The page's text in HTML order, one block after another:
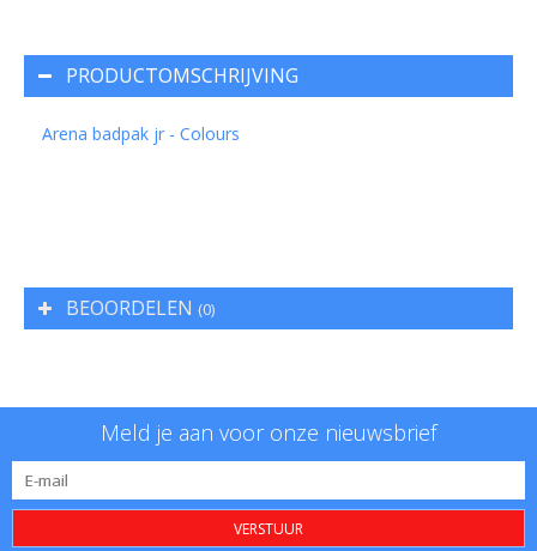
PRODUCTOMSCHRIJVING
Arena badpak jr - Colours
BEOORDELEN (0)
Meld je aan voor onze nieuwsbrief
VERSTUUR